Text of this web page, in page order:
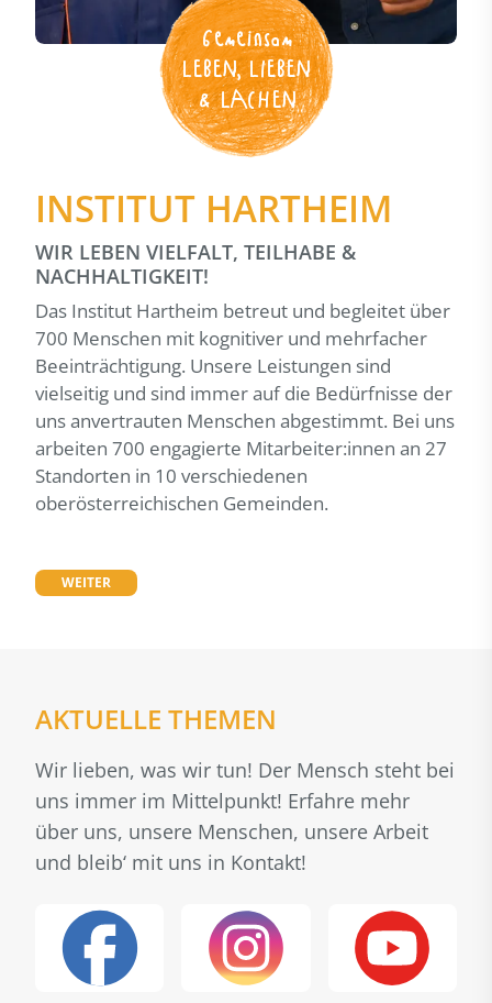
Gemeinsam
LEBEN, LIEBEN
& LACHEN
INSTITUT HARTHEIM
WIR LEBEN VIELFALT, TEILHABE &
NACHHALTIGKEIT!
Das Institut Hartheim betreut und begleitet über
700 Menschen mit kognitiver und mehrfacher
Beeinträchtigung. Unsere Leistungen sind
vielseitig und sind immer auf die Bedürfnisse der
uns anvertrauten Menschen abgestimmt. Bei uns
arbeiten 700 engagierte Mitarbeiter:innen an 27
Standorten in 10 verschiedenen
oberösterreichischen Gemeinden.
WEITER
AKTUELLE THEMEN
Wir lieben, was wir tun! Der Mensch steht bei
uns immer im Mittelpunkt! Erfahre mehr
über uns, unsere Menschen, unsere Arbeit
und bleib‘ mit uns in Kontakt!